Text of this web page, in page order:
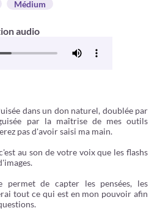
Médium
audio
dans un don naturel, doublée par
par la maîtrise de mes outils
pas d'avoir saisi ma main.
au son de votre voix que les flashs
permet de capter les pensées, les
tout ce qui est en mon pouvoir afin